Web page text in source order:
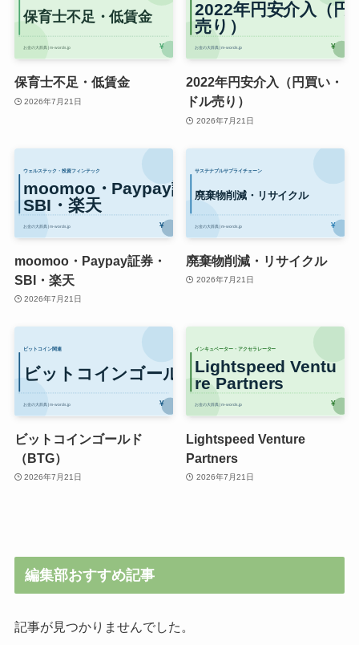
保育士不足・低賃金
2026年7月21日
2022年円安介入（円買い・
ドル売り）
2026年7月21日
moomoo・Paypay証券・
SBI・楽天
2026年7月21日
廃棄物削減・リサイクル
2026年7月21日
ビットコインゴールド
（BTG）
2026年7月21日
Lightspeed Venture
Partners
2026年7月21日
編集部おすすめ記事
記事が見つかりませんでした。